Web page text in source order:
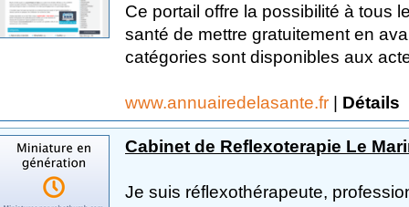
Ce portail offre la possibilité à tous
santé de mettre gratuitement en
catégories sont disponibles aux
www.annuairedelasante.fr | Détails
Cabinet de Reflexoterapie Le
Je suis réflexothérapeute,